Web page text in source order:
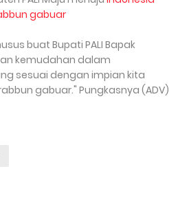
gabuar
buat Bupati PALI Bapak
kemudahan dalam
sesuai dengan impian kita
gabuar." Pungkasnya (ADV)